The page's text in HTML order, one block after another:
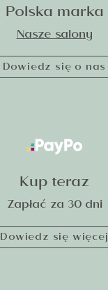
Polska marka
Nasze salony
Dowiedz się o nas
Kup teraz
Zapłać za 30 dni
Dowiedz się więcej